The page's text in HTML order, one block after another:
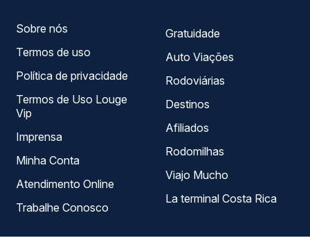
Sobre nós
Termos de uso
Política de privacidade
Termos de Uso Louge
Vip
Imprensa
Minha Conta
Atendimento Online
Trabalhe Conosco
Gratuidade
Auto Viações
Rodoviárias
Destinos
Afiliados
Rodomilhas
Viajo Mucho
La terminal Costa Rica